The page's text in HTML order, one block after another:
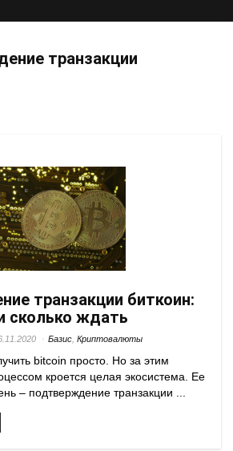
транзакции
транзакции биткоин:
сколько ждать
Базис Криптовалюты
bitcoin просто. Но за этим
кроется целая экосистема. Ее
– подтверждение транзакции ...